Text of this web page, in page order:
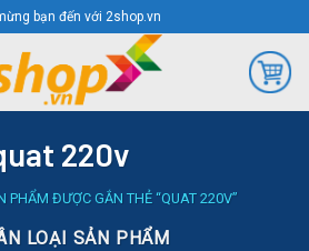
bạn đến với 2shop.vn
220v
PHẨM ĐƯỢC GẮN THẺ “QUAT 220V”
LOẠI SẢN PHẨM